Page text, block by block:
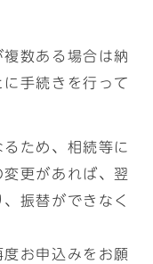
数ある場合は納
手続きを行って
ため、相続等に
更があれば、翌
振替ができなく
お申込みをお願